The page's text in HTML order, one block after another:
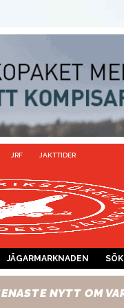
JRF JAKTTIDER
JÄGARMARKNADEN SÖK
NYTT OM